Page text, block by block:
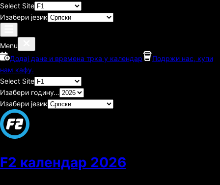
Select Site
Изабери језик
Menu
Додај дане и времена трка у календар
Подржи нас, купи
нам кафу.
Select Site
Изабери годину…
Изабери језик
F2 календар 2026